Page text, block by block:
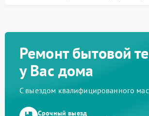
Ремонт бытовой
у Вас дома
С выездом квалифицированного
Срочный выезд